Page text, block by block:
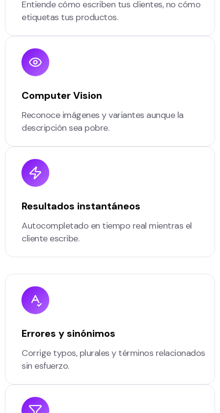
Entiende cómo escriben tus clientes, no cómo
etiquetas tus productos.
Computer Vision
Reconoce imágenes y variantes aunque la
descripción sea pobre.
Resultados instantáneos
Autocompletado en tiempo real mientras el
cliente escribe.
Errores y sinónimos
Corrige typos, plurales y términos relacionados
sin esfuerzo.